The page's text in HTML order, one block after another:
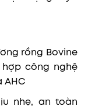
rồng Bovine
công nghệ
AHC
nhẹ, an toàn